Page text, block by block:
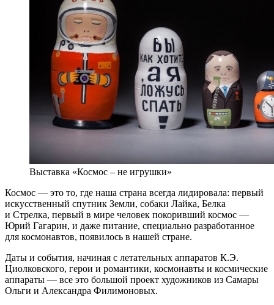
Выставка «Космос – не игрушки»
Космос — это то, где наша страна всегда лидировала: первый
искусственный спутник Земли, собаки Лайка, Белка
и Стрелка, первый в мире человек покоривший космос —
Юрий Гагарин, и даже питание, специально разработанное
для космонавтов, появилось в нашей стране.
Даты и события, начиная с летательных аппаратов К.Э.
Циолковского, герои и романтики, космонавты и космические
аппараты — все это большой проект художников из Самары
Ольги и Александра Филимоновых.